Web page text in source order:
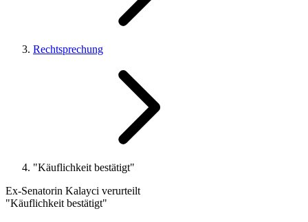
Rechtsprechung
"Käuflichkeit bestätigt"
Ex-Senatorin Kalayci verurteilt
"Käuflichkeit bestätigt"